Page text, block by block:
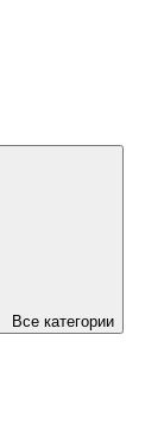
Все категории